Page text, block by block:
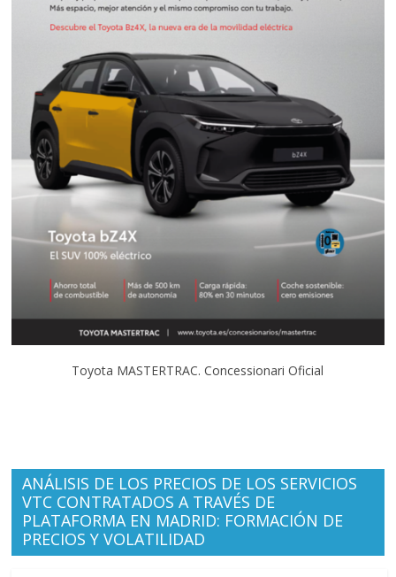
Toyota MASTERTRAC. Concessionari Oficial
ANÁLISIS DE LOS PRECIOS DE LOS SERVICIOS
VTC CONTRATADOS A TRAVÉS DE
PLATAFORMA EN MADRID: FORMACIÓN DE
PRECIOS Y VOLATILIDAD